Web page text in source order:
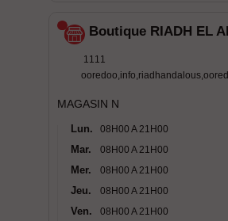
Boutique RIADH EL
1111
MAGASIN N
Lun. 08H00 A 21H00
Mar. 08H00 A 21H00
Mer. 08H00 A 21H00
Jeu. 08H00 A 21H00
Ven. 08H00 A 21H00